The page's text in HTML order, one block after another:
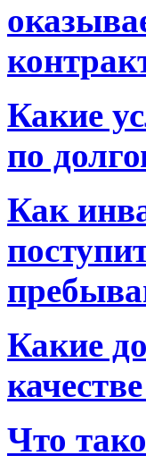
Какие
по
Как
Какие
Что